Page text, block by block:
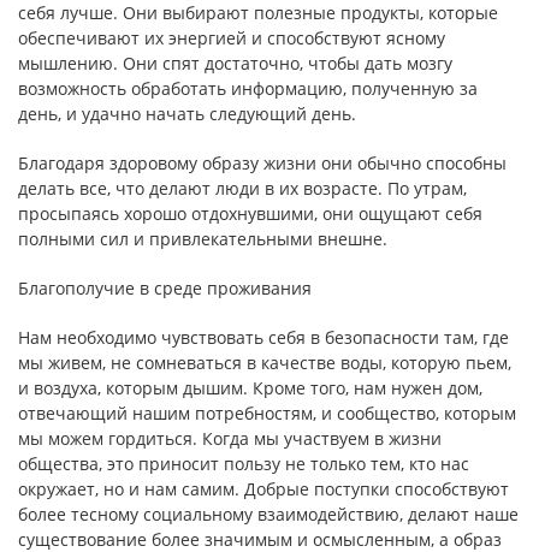
себя лучше. Они выбирают полезные продукты, которые
обеспечивают их энергией и способствуют ясному
мышлению. Они спят достаточно, чтобы дать мозгу
возможность обработать информацию, полученную за
день, и удачно начать следующий день.
Благодаря здоровому образу жизни они обычно способны
делать все, что делают люди в их возрасте. По утрам,
просыпаясь хорошо отдохнувшими, они ощущают себя
полными сил и привлекательными внешне.
Благополучие в среде проживания
Нам необходимо чувствовать себя в безопасности там, где
мы живем, не сомневаться в качестве воды, которую пьем,
и воздуха, которым дышим. Кроме того, нам нужен дом,
отвечающий нашим потребностям, и сообщество, которым
мы можем гордиться. Когда мы участвуем в жизни
общества, это приносит пользу не только тем, кто нас
окружает, но и нам самим. Добрые поступки способствуют
более тесному социальному взаимодействию, делают наше
существование более значимым и осмысленным, а образ